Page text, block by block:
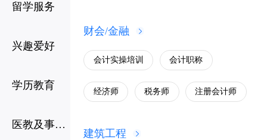
留学服务
兴趣爱好
学历教育
医教及事业
财会/金融
会计实操培训 会计职称
经济师 税务师 注册会计师
建筑工程